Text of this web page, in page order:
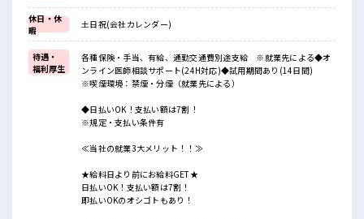
休日・休
暇
土日祝(会社カレンダー)
待遇・
福利厚生
各種保険・手当、有給、通勤交通費別途支給 ※就業先による◆オ
ンライン医師相談サポート(24H対応)◆試用期間あり(14日間)
※喫煙環境：禁煙・分煙（就業先による）
◆日払いOK！支払い額は7割！
※規定・支払い条件有
≪当社の就業3大メリット！！≫
★給料日より前にお給料GET★
日払いOK！支払い額は7割！
即払いOKのオシゴトもあり！